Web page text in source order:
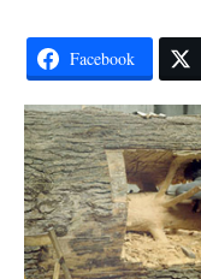
Facebook